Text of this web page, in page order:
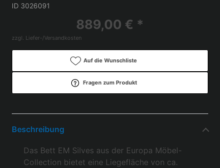
ID 3026091
889,00 € *
zzgl. Liefer-/Versandkosten
Auf die Wunschliste
Fragen zum Produkt
Beschreibung
Das Bett EM Silves aus der Europa Möbel-
Collection bietet eine Liegefläche von ca.